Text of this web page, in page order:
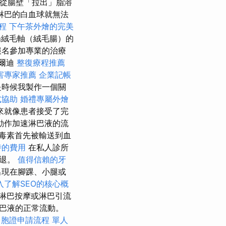
巴的白血球就無法
下午茶外燴的完美
毛軸（絨毛腸）的
參加專業的治療
迪 整復療程推薦
專家推薦 企業記帳
候我製作一個關
助 婚禮專屬外燴
就像患者接受了完
作加速淋巴液的流
素首先被輸送到血
費用 在私人診所
。 值得信賴的牙
在腳踝、小腿或
了解SEO的核心概
巴按摩或淋巴引流
的正常流動。
證申請流程 單人